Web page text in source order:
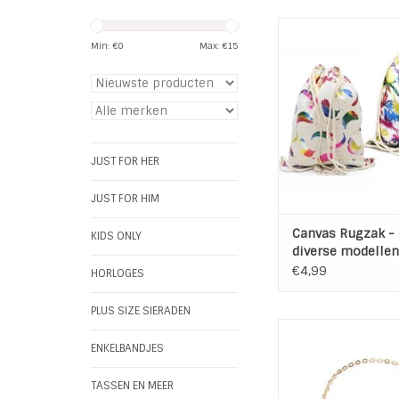
Min: €0 Max: €15
JUST FOR HER
JUST FOR HIM
KIDS ONLY
HORLOGES
PLUS SIZE SIERADEN
ENKELBANDJES
TASSEN EN MEER
glimmende
Het formaat is H44
TOEVOEGEN AAN
Canvas Rugzak -
diverse modellen
€4,99
Kleur: Goud |
Lengte : max